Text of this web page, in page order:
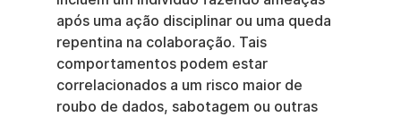
após uma ação disciplinar ou uma queda
repentina na colaboração. Tais
comportamentos podem estar
correlacionados a um risco maior de
roubo de dados, sabotagem ou outras